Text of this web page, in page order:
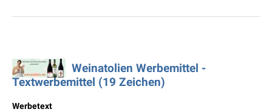
Weinatolien Werbemittel -
Textwerbemittel (19 Zeichen)
Werbetext